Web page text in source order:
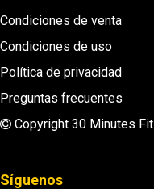
Condiciones de venta
Condiciones de uso
Política de privacidad
Preguntas frecuentes
Copyright 30 Minutes Fit
Síguenos